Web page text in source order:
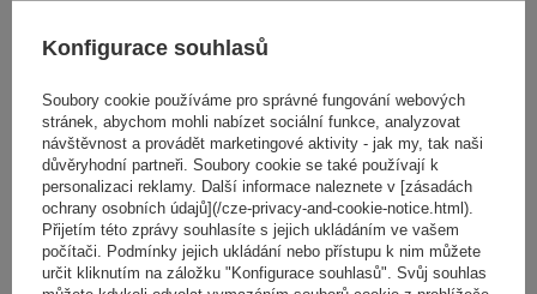
Váš e-mail
Odeslat zpětnou vazbu
POLOŽIT OTÁZKU
Konfigurace souhlasů
Soubory cookie používáme pro správné fungování webových
stránek, abychom mohli nabízet sociální funkce, analyzovat
návštěvnost a provádět marketingové aktivity - jak my, tak naši
důvěryhodní partneři. Soubory cookie se také používají k
personalizaci reklamy. Další informace naleznete v [zásadách
ochrany osobních údajů](/cze-privacy-and-cookie-notice.html).
Přijetím této zprávy souhlasíte s jejich ukládáním ve vašem
počítači. Podmínky jejich ukládání nebo přístupu k nim můžete
určit kliknutím na záložku "Konfigurace souhlasů". Svůj souhlas